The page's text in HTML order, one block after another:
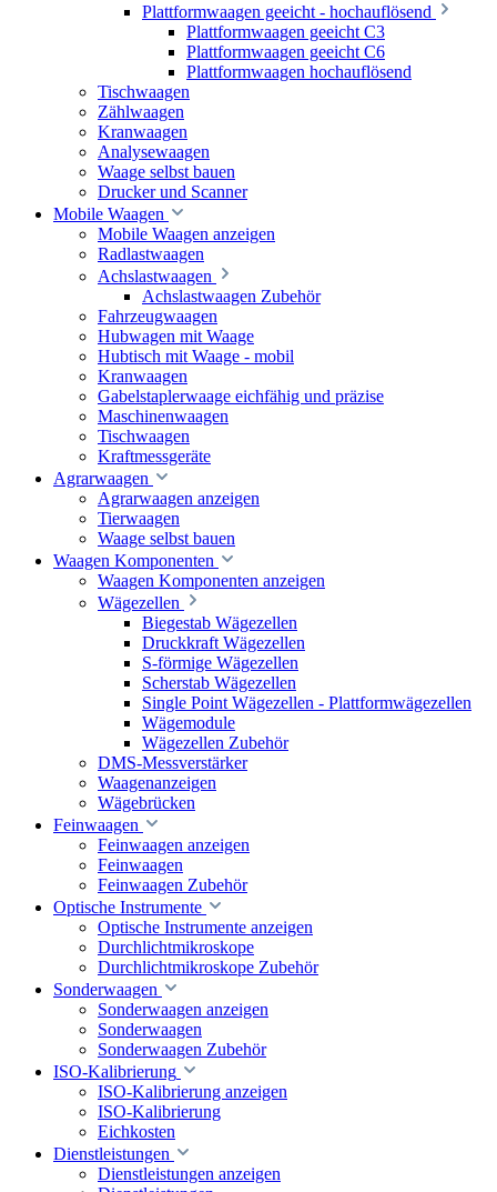
Plattformwaagen geeicht - hochauflösend
Plattformwaagen geeicht C3
Plattformwaagen geeicht C6
Plattformwaagen hochauflösend
Tischwaagen
Zählwaagen
Kranwaagen
Analysewaagen
Waage selbst bauen
Drucker und Scanner
Mobile Waagen
Mobile Waagen anzeigen
Radlastwaagen
Achslastwaagen
Achslastwaagen Zubehör
Fahrzeugwaagen
Hubwagen mit Waage
Hubtisch mit Waage - mobil
Kranwaagen
Gabelstaplerwaage eichfähig und präzise
Maschinenwaagen
Tischwaagen
Kraftmessgeräte
Agrarwaagen
Agrarwaagen anzeigen
Tierwaagen
Waage selbst bauen
Waagen Komponenten
Waagen Komponenten anzeigen
Wägezellen
Biegestab Wägezellen
Druckkraft Wägezellen
S-förmige Wägezellen
Scherstab Wägezellen
Single Point Wägezellen - Plattformwägezellen
Wägemodule
Wägezellen Zubehör
DMS-Messverstärker
Waagenanzeigen
Wägebrücken
Feinwaagen
Feinwaagen anzeigen
Feinwaagen
Feinwaagen Zubehör
Optische Instrumente
Optische Instrumente anzeigen
Durchlichtmikroskope
Durchlichtmikroskope Zubehör
Sonderwaagen
Sonderwaagen anzeigen
Sonderwaagen
Sonderwaagen Zubehör
ISO-Kalibrierung
ISO-Kalibrierung anzeigen
ISO-Kalibrierung
Eichkosten
Dienstleistungen
Dienstleistungen anzeigen